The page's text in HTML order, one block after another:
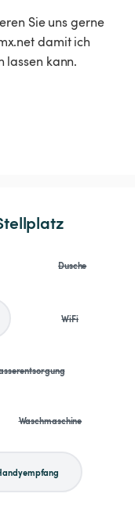
Sie uns gerne
damit ich
lassen kann.
Dusche
WiFi
Waschmaschine